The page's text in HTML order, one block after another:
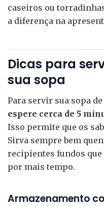
caseiros ou
a diferença na
Dicas para
sua sopa
Para servir sua sopa
espere cerca de 5
Isso permite que os
Sirva sempre bem
recipientes fundos
por mais tempo.
Armazenamento